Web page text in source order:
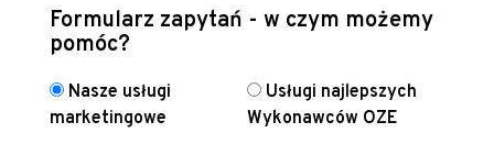
Formularz zapytań - w czym możemy
pomóc?
Nasze usługi
marketingowe
Usługi najlepszych
Wykonawców OZE